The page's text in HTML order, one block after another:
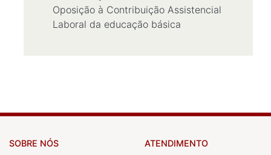
Oposição à Contribuição Assistencial
Laboral da educação básica
SOBRE NÓS
ATENDIMENTO